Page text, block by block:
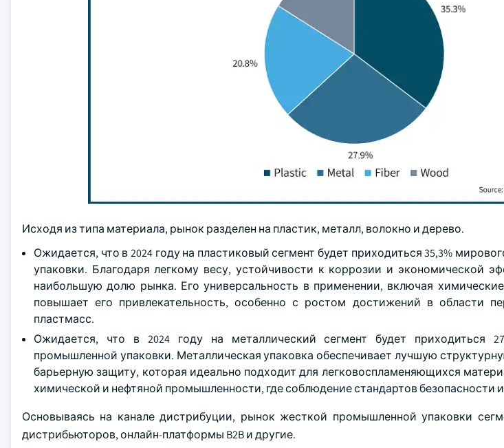
Исходя из типа материала, рынок разделен на пластик, металл, волокно и дерево.
Ожидается, что в 2024 году на пластиковый сегмент будет приходиться 35,3%
упаковки. Благодаря легкому весу, устойчивости к коррозии и экономической
наибольшую долю рынка. Его универсальность в применении, включая
повышает его привлекательность, особенно с ростом достижений в области
пластмасс.
Ожидается, что в 2024 году на металлический сегмент будет приходиться
промышленной упаковки. Металлическая упаковка обеспечивает лучшую
барьерную защиту, которая идеально подходит для легковоспламеняющихся
химической и нефтяной промышленности, где соблюдение стандартов безопасности
Основываясь на канале дистрибуции, рынок жесткой промышленной упаковки
дистрибьюторов, онлайн-платформы B2B и другие.